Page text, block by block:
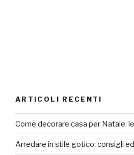
ARTICOLI RECENTI
Come decorare casa per Natale:
Arredare in stile gotico: consigli